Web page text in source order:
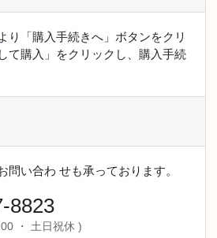
り「購入手続きへ」ボタンをクリ
て購入」をクリックし、購入手続
問い合わ せも承っております。
8823
・ 土日祝休 )